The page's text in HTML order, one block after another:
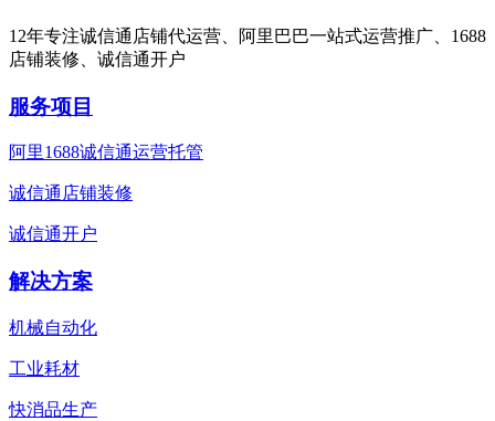
12年专注诚信通店铺代运营、阿里巴巴一站式运营推广、1688
店铺装修、诚信通开户
服务项目
阿里1688诚信通运营托管
诚信通店铺装修
诚信通开户
解决方案
机械自动化
工业耗材
快消品生产